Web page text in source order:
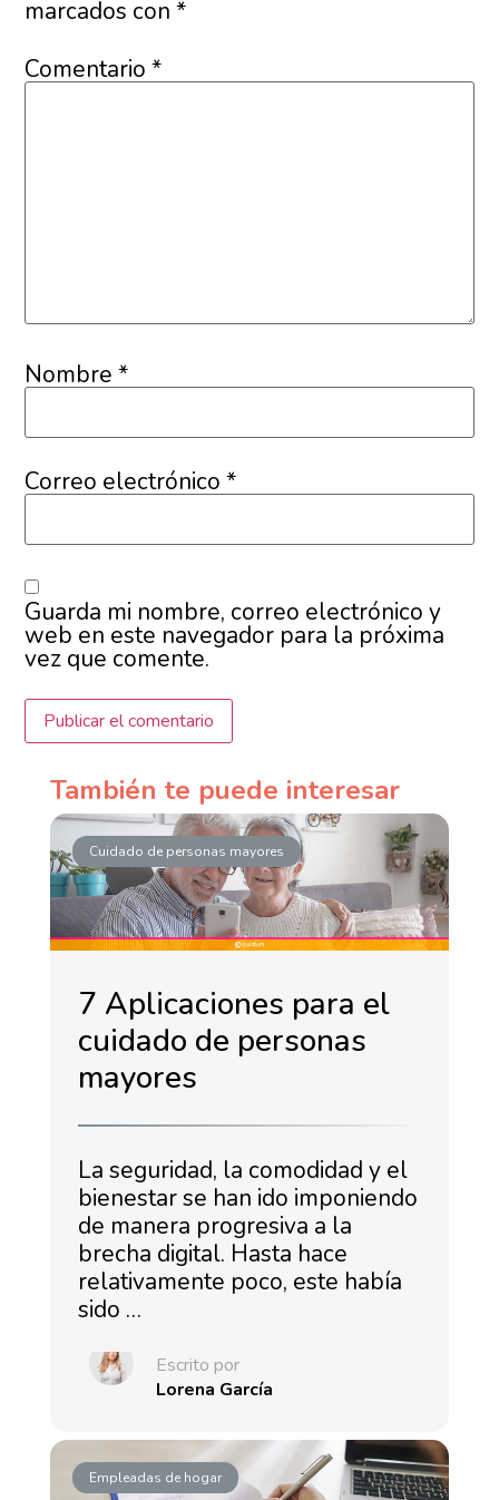
marcados con*
Comentario*
Nombre*
Correo electrónico*
Guarda mi nombre, correo electrónico y
web en este navegador para la próxima
vez que comente.
También te puede interesar
Cuidado de personas mayores
7 Aplicaciones para el
cuidado de personas
mayores
La seguridad, la comodidad y el
bienestar se han ido imponiendo
de manera progresiva a la
brecha digital. Hasta hace
relativamente poco, este había
sido …
Escrito por
Lorena García
Empleadas de hogar